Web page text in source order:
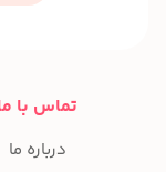
تماس با
درباره ما